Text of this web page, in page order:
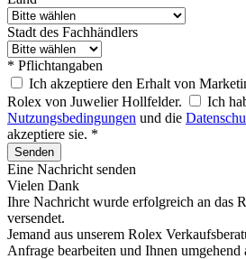
Stadt des Fachhändlers
* Pflichtangaben
Ich akzeptiere den Erhalt von
Rolex von Juwelier Hollfelder.
Ich
Nutzungsbedingungen und die
akzeptiere sie. *
Senden
Eine Nachricht senden
Vielen Dank
Ihre Nachricht wurde erfolgreich an das
versendet.
Jemand aus unserem Rolex
Anfrage bearbeiten und Ihnen umgehend